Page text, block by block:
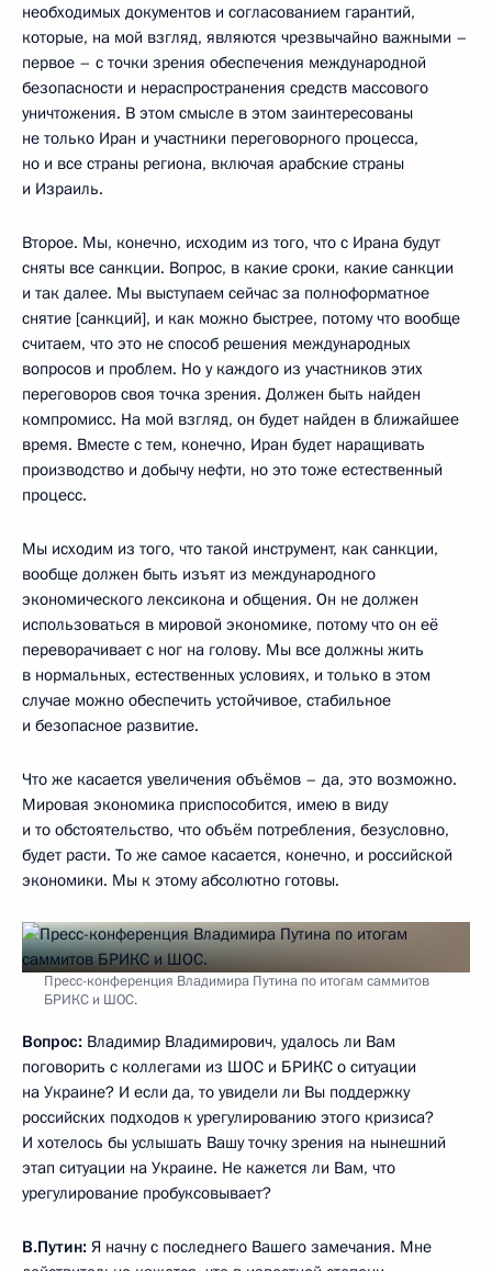
необходимых документов и согласованием гарантий,
которые, на мой взгляд, являются чрезвычайно важными –
первое – с точки зрения обеспечения международной
безопасности и нераспространения средств массового
уничтожения. В этом смысле в этом заинтересованы
не только Иран и участники переговорного процесса,
но и все страны региона, включая арабские страны
и Израиль.
Второе. Мы, конечно, исходим из того, что с Ирана будут
сняты все санкции. Вопрос, в какие сроки, какие санкции
и так далее. Мы выступаем сейчас за полноформатное
снятие [санкций], и как можно быстрее, потому что вообще
считаем, что это не способ решения международных
вопросов и проблем. Но у каждого из участников этих
переговоров своя точка зрения. Должен быть найден
компромисс. На мой взгляд, он будет найден в ближайшее
время. Вместе с тем, конечно, Иран будет наращивать
производство и добычу нефти, но это тоже естественный
процесс.
Мы исходим из того, что такой инструмент, как санкции,
вообще должен быть изъят из международного
экономического лексикона и общения. Он не должен
использоваться в мировой экономике, потому что он её
переворачивает с ног на голову. Мы все должны жить
в нормальных, естественных условиях, и только в этом
случае можно обеспечить устойчивое, стабильное
и безопасное развитие.
Что же касается увеличения объёмов – да, это возможно.
Мировая экономика приспособится, имею в виду
и то обстоятельство, что объём потребления, безусловно,
будет расти. То же самое касается, конечно, и российской
экономики. Мы к этому абсолютно готовы.
Пресс-конференция Владимира Путина по итогам саммитов
БРИКС и ШОС.
Вопрос: Владимир Владимирович, удалось ли Вам
поговорить с коллегами из ШОС и БРИКС о ситуации
на Украине? И если да, то увидели ли Вы поддержку
российских подходов к урегулированию этого кризиса?
И хотелось бы услышать Вашу точку зрения на нынешний
этап ситуации на Украине. Не кажется ли Вам, что
урегулирование пробуксовывает?
В.Путин: Я начну с последнего Вашего замечания. Мне